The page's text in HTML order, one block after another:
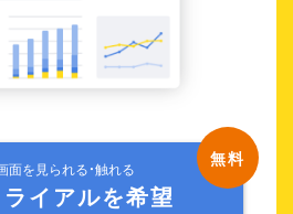
面を見られる・触れる
ライアルを希望